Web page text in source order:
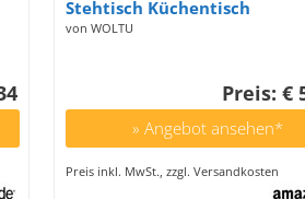
Stehtisch Küchentisch
Tresentisch Thekentisch,
Holzwerkstoff, Tischhöhe
Schwarz
von WOLTU
Preis: €
» Angebot ansehen*
Preis inkl. MwSt., zzgl. Versandkosten